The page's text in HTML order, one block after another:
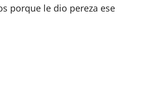
porque le dio pereza ese